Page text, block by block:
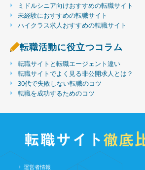
ミドルシニア向けおすすめの転職サイト
未経験におすすめの転職サイト
ハイクラス求人おすすめの転職サイト
転職活動に役立つコラム
転職サイトと転職エージェント違い
転職サイトでよく見る非公開求人とは？
30代で失敗しない転職のコツ
転職を成功するためのコツ
運営者情報